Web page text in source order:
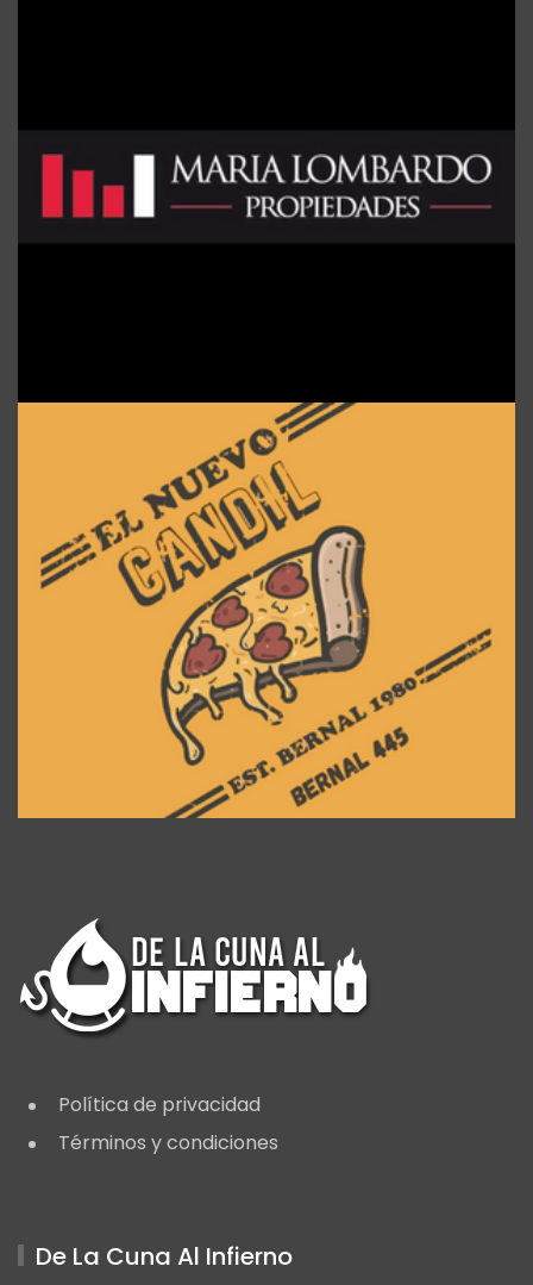
Política de privacidad
Términos y condiciones
De La Cuna Al Infierno